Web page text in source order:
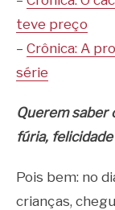
teve preço
– Crônica: A
série
Querem saber
fúria,
Pois bem: no
crianças,